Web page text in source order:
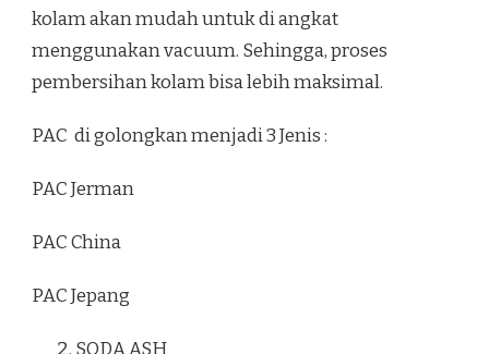
kolam akan mudah untuk di angkat
menggunakan vacuum. Sehingga, proses
pembersihan kolam bisa lebih maksimal.
PAC di golongkan menjadi 3 Jenis :
PAC Jerman
PAC China
PAC Jepang
SODA ASH